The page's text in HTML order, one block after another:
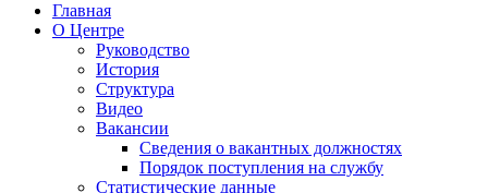
Главная
О Центре
Руководство
История
Структура
Видео
Вакансии
Сведения о вакантных должностях
Порядок поступления на службу
Статистические данные